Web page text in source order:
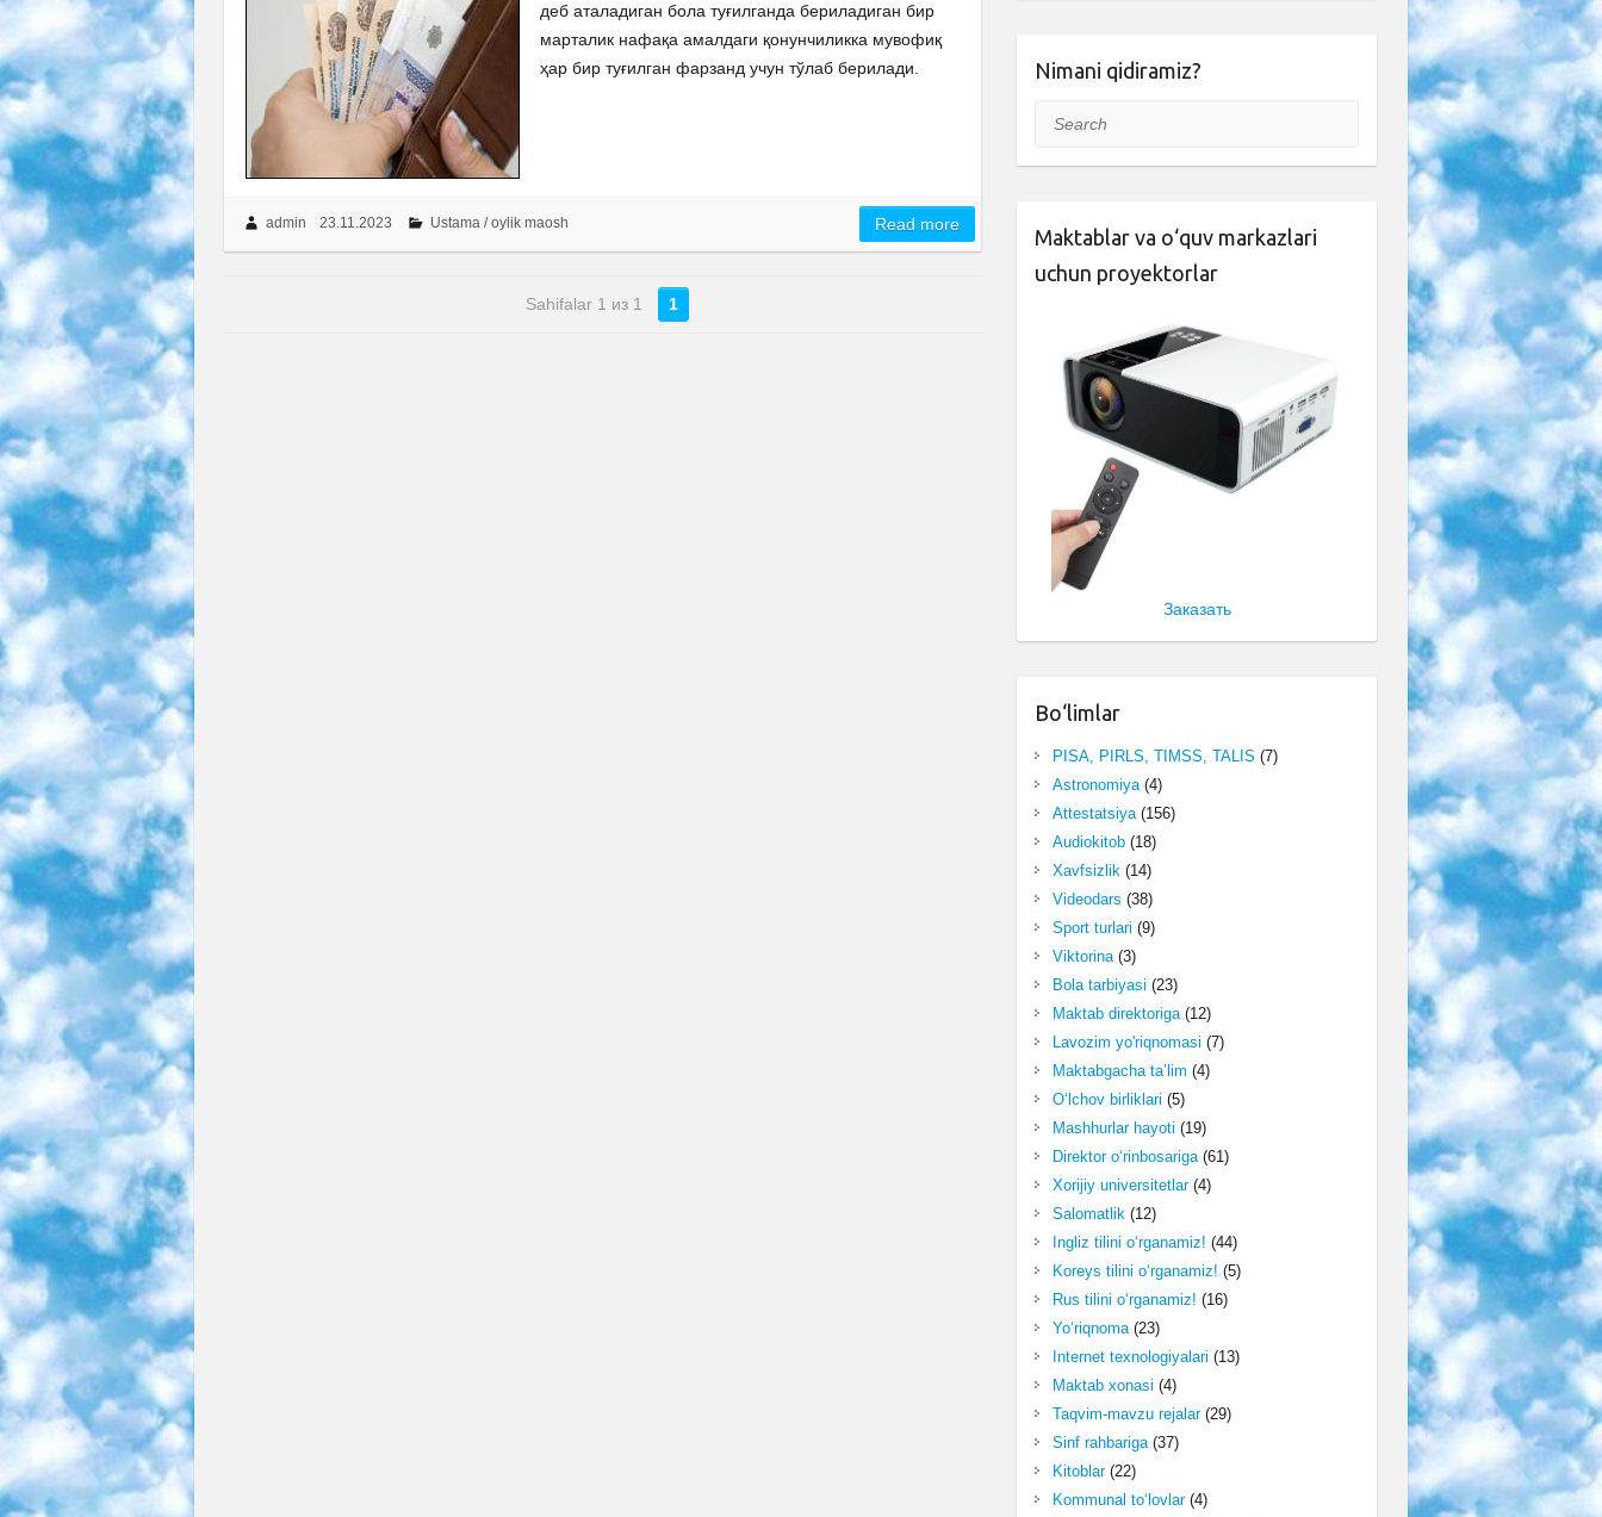
деб аталадиган бола туғилганда бериладиган бир
марталик нафақа амалдаги қонунчиликка мувофиқ
ҳар бир туғилган фарзанд учун тўлаб берилади.
admin 23.11.2023 Ustama / oylik maosh Read more
Sahifalar 1 из 1 1
Nimani qidiramiz?
Search
Maktablar va o‘quv markazlari
uchun proyektorlar
Заказать
Bo‘limlar
PISA, PIRLS, TIMSS, TALIS (7)
Astronomiya(4)
Attestatsiya(156)
Audiokitob(18)
Xavfsizlik(14)
Videodars (38)
Sport turlari (9)
Viktorina(3)
Bola tarbiyasi (23)
Maktab direktoriga(12)
Lavozim yo'riqnomasi (7)
Maktabgacha ta’lim (4)
O‘lchov birliklari (5)
Mashhurlar hayoti (19)
Direktor o‘rinbosariga(61)
Xorijiy universitetlar(4)
Salomatlik(12)
Ingliz tilini o‘rganamiz! (44)
Koreys tilini o‘rganamiz! (5)
Rus tilini o‘rganamiz! (16)
Yo‘riqnoma(23)
Internet texnologiyalari (13)
Maktab xonasi (4)
Taqvim-mavzu rejalar(29)
Sinf rahbariga(37)
Kitoblar(22)
Kommunal to‘lovlar(4)